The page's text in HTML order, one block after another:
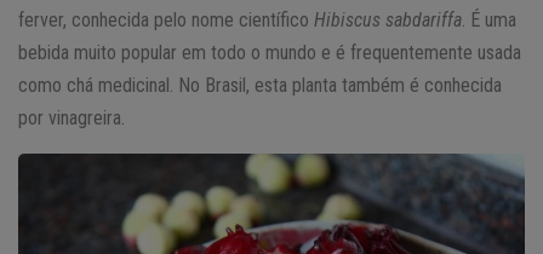
ferver, conhecida pelo nome científico Hibiscus sabdariffa . É uma
bebida muito popular em todo o mundo e é frequentemente usada
como chá medicinal. No Brasil, esta planta também é conhecida
por vinagreira.